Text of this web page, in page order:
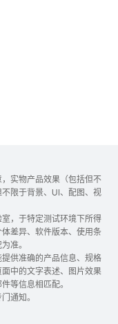
实物产品效果（包括但不
限于背景、UI、配图、视
，于特定测试环境下所得
差异、软件版本、使用条
准。
供准确的产品信息、规格
中的文字表述、图片效果
等信息相匹配。
通知。